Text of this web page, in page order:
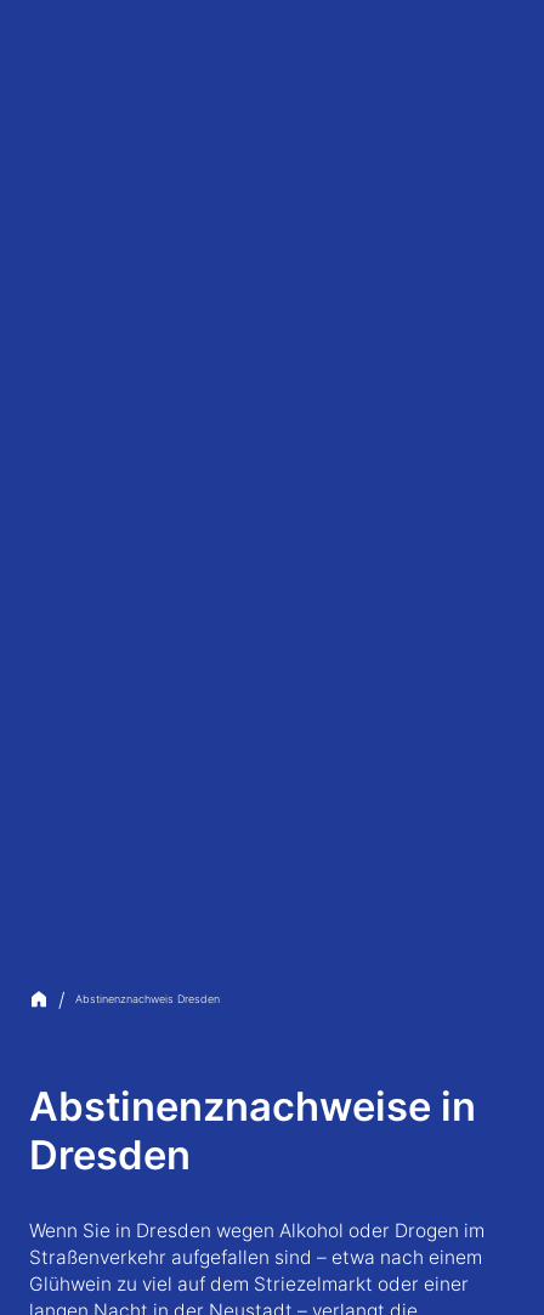
/ Abstinenznachweis Dresden
Abstinenznachweise in
Dresden
Wenn Sie in Dresden wegen Alkohol oder Drogen im
Straßenverkehr aufgefallen sind – etwa nach einem
Glühwein zu viel auf dem Striezelmarkt oder einer